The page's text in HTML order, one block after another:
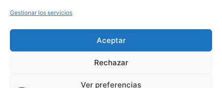
Gestionar los servicios
Aceptar
Rechazar
Ver preferencias
Legal
Aviso Legal
Política de Cookies